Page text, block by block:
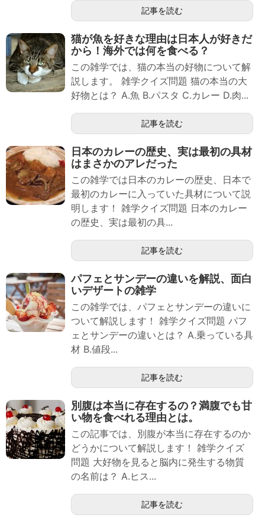
記事を読む
猫が魚を好きな理由は日本人が好きだ
から！海外では何を食べる？
この雑学では、猫の本当の好物について解
説します。 雑学クイズ問題 猫の本当の大
好物とは？ A.魚 B.パスタ C.カレー D.肉...
記事を読む
日本のカレーの歴史、実は最初の具材
はまさかのアレだった
この雑学では日本のカレーの歴史、日本で
最初のカレーに入っていた具材について説
明します！ 雑学クイズ問題 日本のカレー
の歴史、実は最初の具...
記事を読む
パフェとサンデーの違いを解説、面白
いデザートの雑学
この雑学では、パフェとサンデーの違いに
ついて解説します！ 雑学クイズ問題 パフ
ェとサンデーの違いとは？ A.乗っている具
材 B.値段...
記事を読む
別腹は本当に存在するの？満腹でも甘
い物を食べれる理由とは。
この記事では、別腹が本当に存在するのか
どうかについて解説します！ 雑学クイズ
問題 大好物を見ると脳内に発生する物質
の名前は？ A.ヒス...
記事を読む